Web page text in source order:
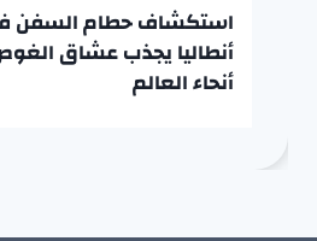
استكشاف حطام السفن
أنطاليا يجذب عشاق
أنحاء العالم